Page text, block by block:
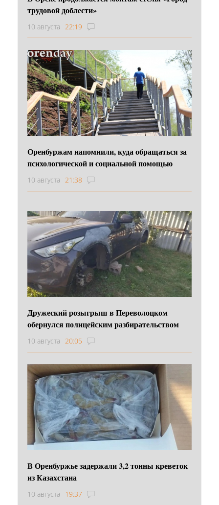
трудовой доблести»
10 августа 22:19
Оренбуржам напомнили, куда обращаться за
психологической и социальной помощью
10 августа 21:38
Дружеский розыгрыш в Переволоцком
обернулся полицейским разбирательством
10 августа 20:05
В Оренбуржье задержали 3,2 тонны креветок
из Казахстана
10 августа 19:37